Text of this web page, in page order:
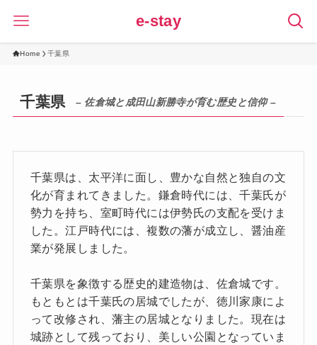
e-stay
Home 千葉県
千葉県 – 佐倉城と成田山新勝寺が育む歴史と信仰 –
千葉県は、太平洋に面し、豊かな自然と独自の文
化が育まれてきました。鎌倉時代には、千葉氏が
勢力を持ち、室町時代には伊勢氏の支配を受けま
した。江戸時代には、複数の藩が成立し、醤油産
業が発展しました。
千葉県を象徴する歴史的建造物は、佐倉城です。
もともとは千葉氏の居城でしたが、徳川家康によ
って改修され、藩主の居城となりました。現在は
城跡として残っており、美しい公園となっていま